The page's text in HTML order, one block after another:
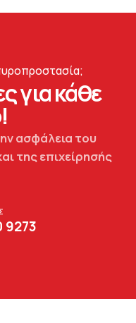
για κάθε
ασφάλεια του
της επιχείρησής
9273